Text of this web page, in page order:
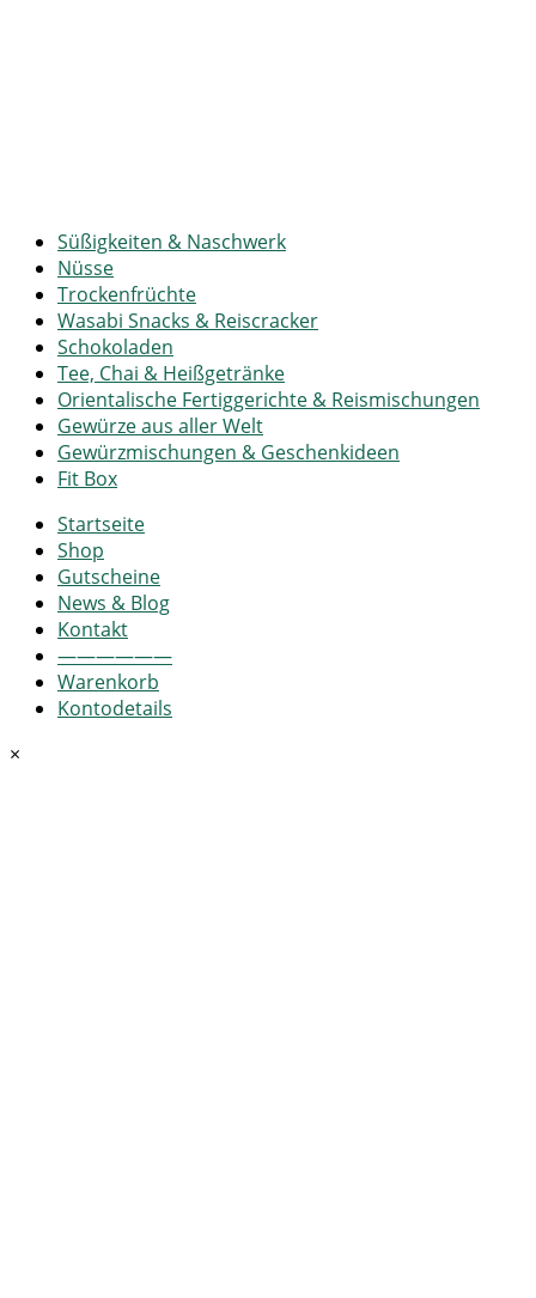
Süßigkeiten & Naschwerk
Nüsse
Trockenfrüchte
Wasabi Snacks & Reiscracker
Schokoladen
Tee, Chai & Heißgetränke
Orientalische Fertiggerichte & Reismischungen
Gewürze aus aller Welt
Gewürzmischungen & Geschenkideen
Fit Box
Startseite
Shop
Gutscheine
News & Blog
Kontakt
——————
Warenkorb
Kontodetails
×